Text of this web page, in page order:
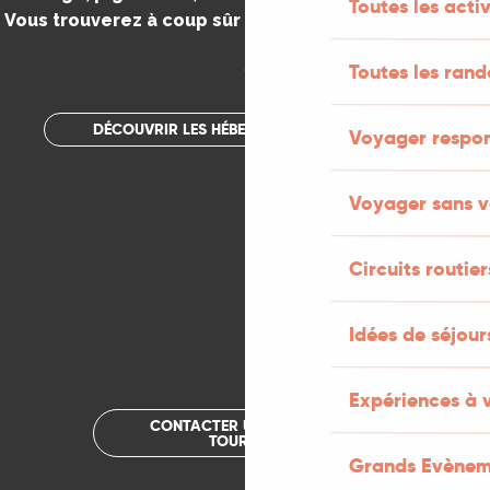
Toutes les
Toutes les
Voyager
Voyager sans
Circuits
Idées de
Expériences à
Grands
Vous trouverez à coup sûr votre bonheur dans le Lot.
.
DÉCOUVRIR LES HÉBERGEMENTS INSOLITES
CONTACTER UN OFFICE DE
TOURISME